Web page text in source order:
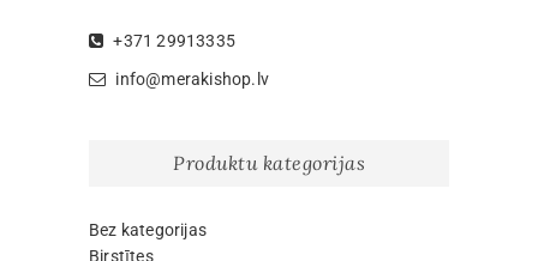
the
+371 29913335
info@merakishop.lv
Produktu kategorijas
Bez kategorijas
Birstītes